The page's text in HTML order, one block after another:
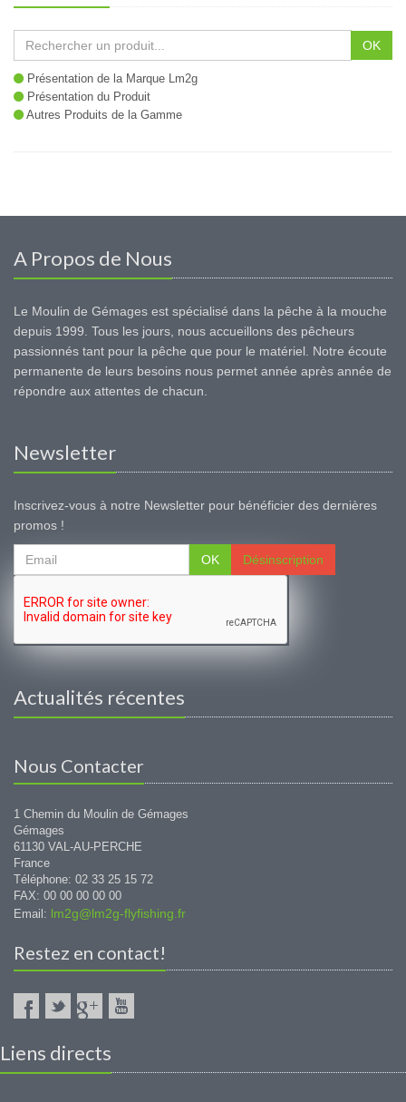
OK
Présentation de la Marque Lm2g
Présentation du Produit
Autres Produits de la Gamme
A Propos de Nous
Le Moulin de Gémages est spécialisé dans la pêche à la mouche
depuis 1999. Tous les jours, nous accueillons des pêcheurs
passionnés tant pour la pêche que pour le matériel. Notre écoute
permanente de leurs besoins nous permet année après année de
répondre aux attentes de chacun.
Newsletter
Inscrivez-vous à notre Newsletter pour bénéficier des dernières
promos !
OK Désinscription
Actualités récentes
Nous Contacter
1 Chemin du Moulin de Gémages
Gémages
61130 VAL-AU-PERCHE
France
Téléphone: 02 33 25 15 72
FAX: 00 00 00 00 00
Email: lm2g@lm2g-flyfishing.fr
Restez en contact!
Liens directs